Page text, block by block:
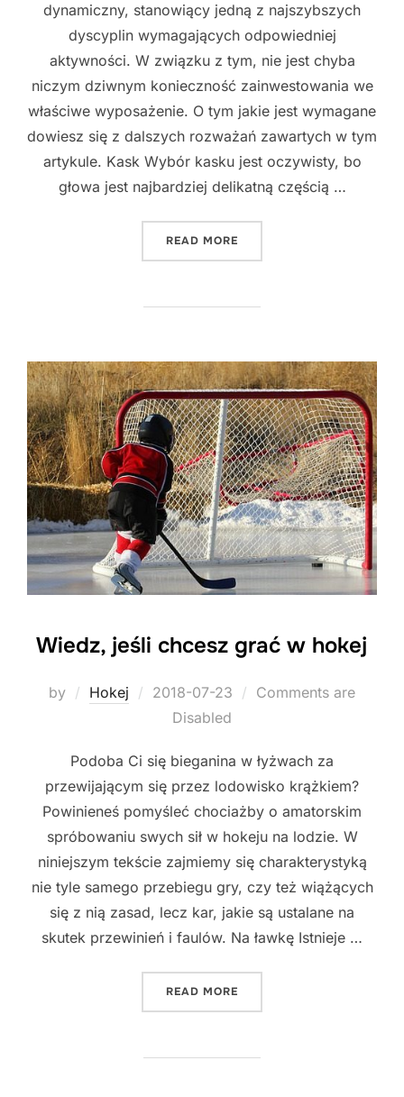
dynamiczny, stanowiący jedną z najszybszych
dyscyplin wymagających odpowiedniej
aktywności. W związku z tym, nie jest chyba
niczym dziwnym konieczność zainwestowania we
właściwe wyposażenie. O tym jakie jest wymagane
dowiesz się z dalszych rozważań zawartych w tym
artykule. Kask Wybór kasku jest oczywisty, bo
głowa jest najbardziej delikatną częścią …
READ MORE
Wiedz, jeśli chcesz grać w hokej
by Hokej
Posted
2018-07-23
Comments are
Disabled
Podoba Ci się bieganina w łyżwach za
przewijającym się przez lodowisko krążkiem?
Powinieneś pomyśleć chociażby o amatorskim
spróbowaniu swych sił w hokeju na lodzie. W
niniejszym tekście zajmiemy się charakterystyką
nie tyle samego przebiegu gry, czy też wiążących
się z nią zasad, lecz kar, jakie są ustalane na
skutek przewinień i faulów. Na ławkę Istnieje …
READ MORE